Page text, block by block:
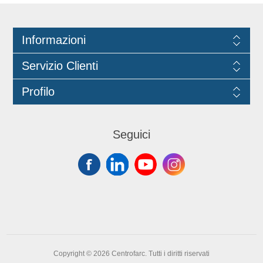
Informazioni
Servizio Clienti
Profilo
Seguici
Copyright © 2026 Centrofarc. Tutti i diritti riservati